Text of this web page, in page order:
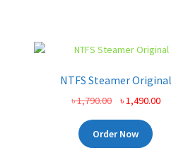
NTFS Steamer Original
৳1,790.00
Original
was:
৳ 1,790.00.
৳1,490.00
Order Now